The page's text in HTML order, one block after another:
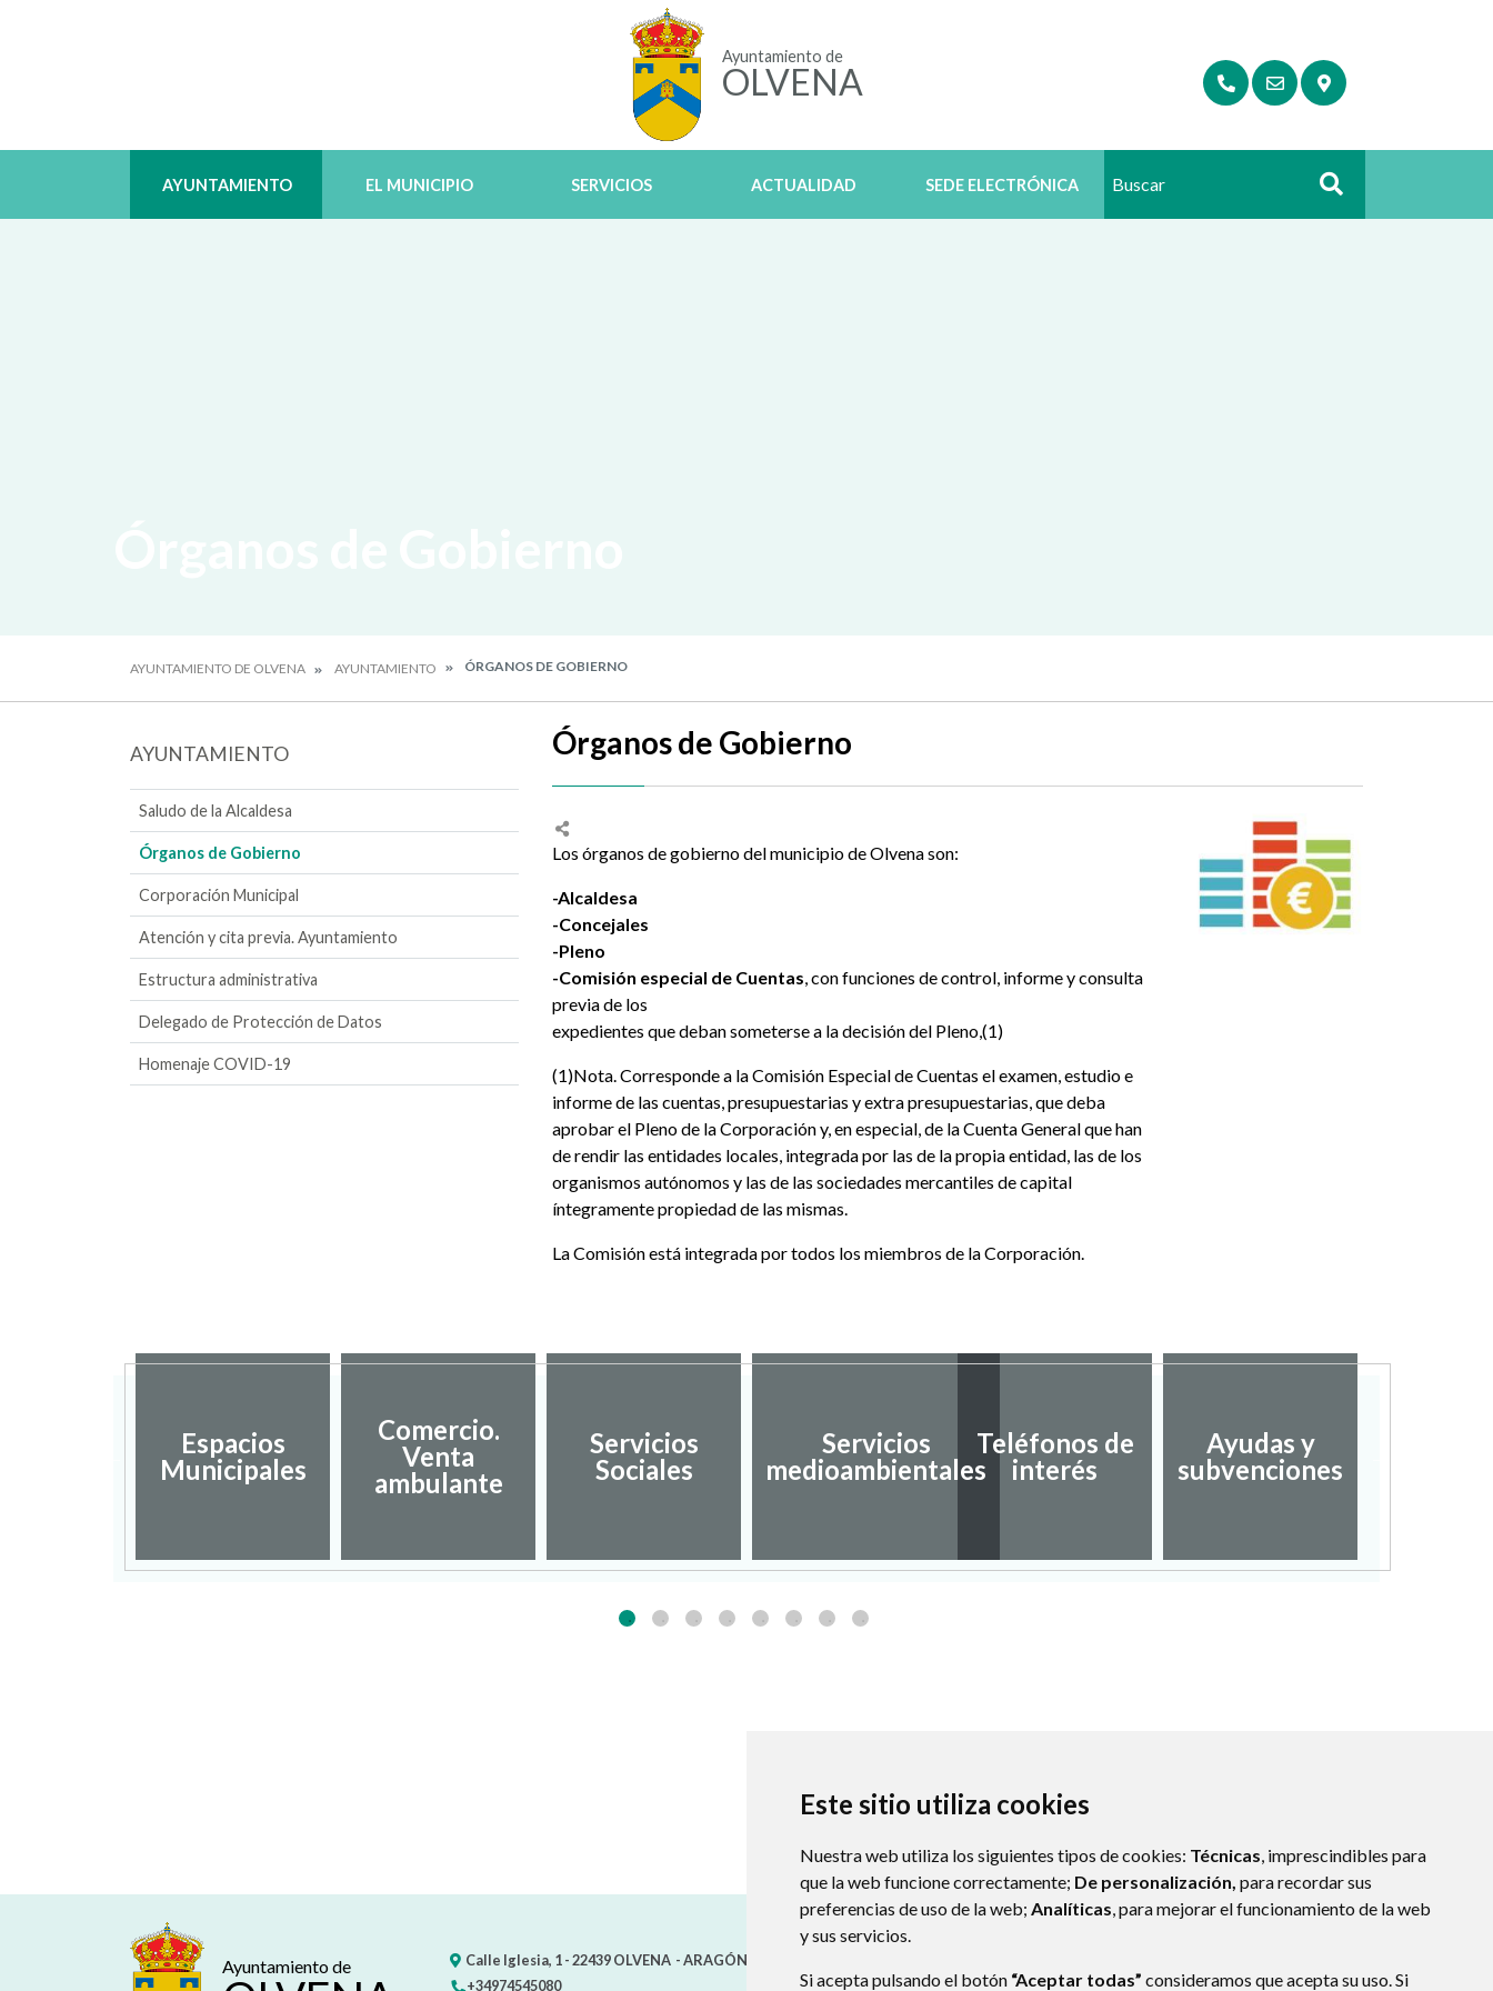
Este sitio utiliza cookies
Nuestra web utiliza los siguientes tipos de cookies: Técnicas, imprescindibles para
que la web funcione correctamente; De personalización, para recordar sus
preferencias de uso de la web; Analíticas, para mejorar el funcionamiento de la web
y sus servicios.
Si acepta pulsando el botón “Aceptar todas” consideramos que acepta su uso. Si
Ayuntamiento de
OLVENA
AYUNTAMIENTO EL MUNICIPIO SERVICIOS ACTUALIDAD SEDE ELECTRÓNICA Buscar
AYUNTAMIENTO DE OLVENA AYUNTAMIENTO ÓRGANOS DE GOBIERNO
AYUNTAMIENTO
Saludo de la Alcaldesa
Órganos de Gobierno
Corporación Municipal
Atención y cita previa. Ayuntamiento
Estructura administrativa
Delegado de Protección de Datos
Homenaje COVID-19
Órganos de Gobierno
Los órganos de gobierno del municipio de Olvena son:
-Alcaldesa
-Concejales
-Pleno
-Comisión especial de Cuentas, con funciones de control, informe y consulta
previa de los
expedientes que deban someterse a la decisión del Pleno,(1)
(1)Nota. Corresponde a la Comisión Especial de Cuentas el examen, estudio e
informe de las cuentas, presupuestarias y extra presupuestarias, que deba
aprobar el Pleno de la Corporación y, en especial, de la Cuenta General que han
de rendir las entidades locales, integrada por las de la propia entidad, las de los
organismos autónomos y las de las sociedades mercantiles de capital
íntegramente propiedad de las mismas.
La Comisión está integrada por todos los miembros de la Corporación.
Espacios
Municipales
Comercio.
Venta
ambulante
Servicios
Sociales
Servicios
medioambientales
Teléfonos de
interés
Ayudas y
subvenciones
Ayuntamiento de Calle Iglesia, 1 -22439OLVENA - ARAGÓN
+34974545080